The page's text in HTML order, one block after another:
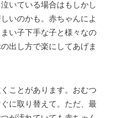
いている場合はもしかし
いのかも。赤ちゃんによ
い子下手な子と様々なの
出し方で楽にしてあげま
ことがあります。おむつ
に取り替えて。ただ、最